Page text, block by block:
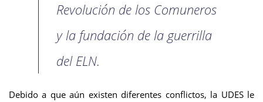
Revolución de los Comuneros
y la fundación de la guerrilla
del ELN.
Debido a que aún existen diferentes conflictos, la UDES le